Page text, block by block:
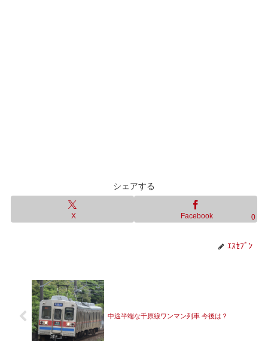
シェアする
X Facebook 0
ｴｽｾﾌﾞﾝ
中途半端な千原線ワンマン列車 今後は？